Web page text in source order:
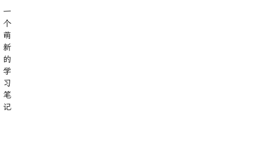
一
个
萌
新
的
学
习
笔
记